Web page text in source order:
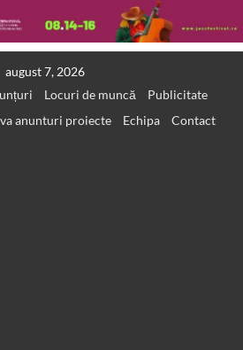
august 7, 2026
Locuri de muncă
Publicitate
anunturi proiecte Echipa Contact